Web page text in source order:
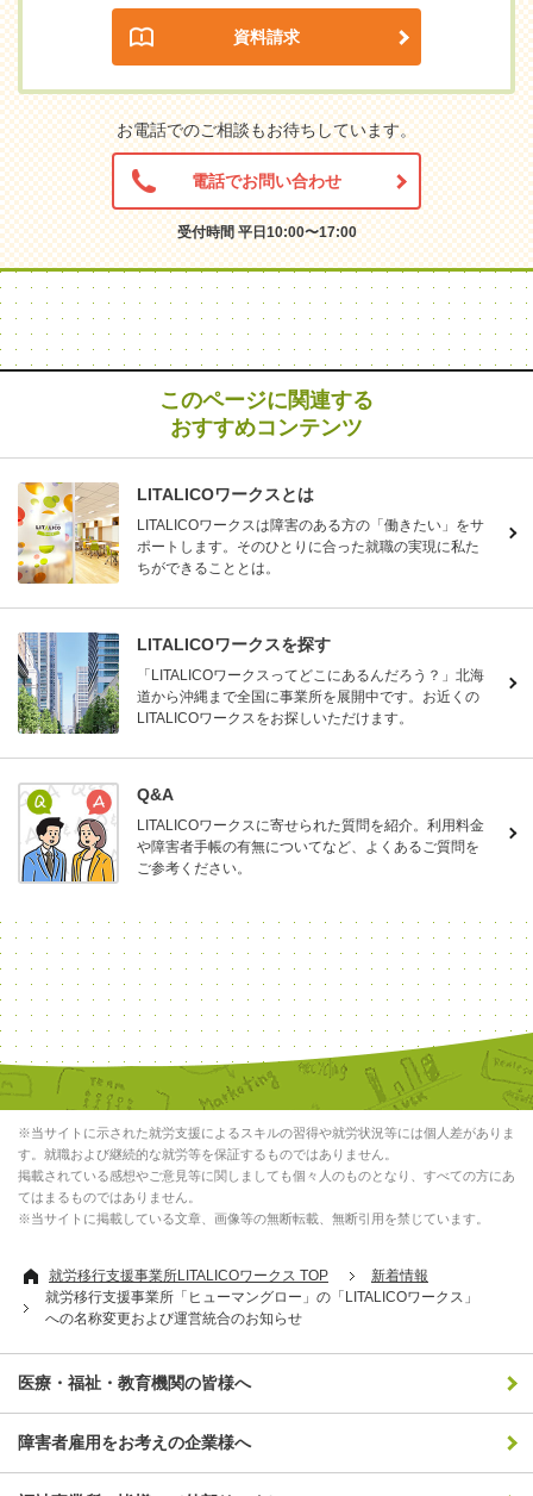
資料請求
お電話でのご相談もお待ちしています。
電話でお問い合わせ
受付時間 平日10:00〜17:00
このページに関連する
おすすめコンテンツ
LITALICOワークスとは
LITALICOワークスは障害のある方の「働きたい」をサ
ポートします。そのひとりに合った就職の実現に私た
ちができることとは。
LITALICOワークスを探す
「LITALICOワークスってどこにあるんだろう？」北海
道から沖縄まで全国に事業所を展開中です。お近くの
LITALICOワークスをお探しいただけます。
Q&A
LITALICOワークスに寄せられた質問を紹介。利用料金
や障害者手帳の有無についてなど、よくあるご質問を
ご参考ください。
※当サイトに示された就労支援によるスキルの習得や就労状況等には個人差がありま
す。就職および継続的な就労等を保証するものではありません。
掲載されている感想やご意見等に関しましても個々人のものとなり、すべての方にあ
てはまるものではありません。
※当サイトに掲載している文章、画像等の無断転載、無断引用を禁じています。
就労移行支援事業所LITALICOワークス TOP
新着情報
就労移行支援事業所「ヒューマングロー」の「LITALICOワークス」
への名称変更および運営統合のお知らせ
医療・福祉・教育機関の皆様へ
障害者雇用をお考えの企業様へ